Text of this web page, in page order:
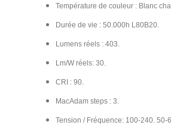
Température de couleur : Blanc
Durée de vie : 50.000h L80B20.
Lumens réels : 403.
Lm/W réels: 30.
CRI : 90.
MacAdam steps : 3.
Tension / Fréquence: 100-240.